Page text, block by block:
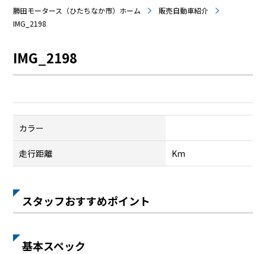
勝田モータース（ひたちなか市）ホーム
販売自動車紹介
IMG_2198
IMG_2198
カラー
走行距離 Km
スタッフおすすめポイント
基本スペック